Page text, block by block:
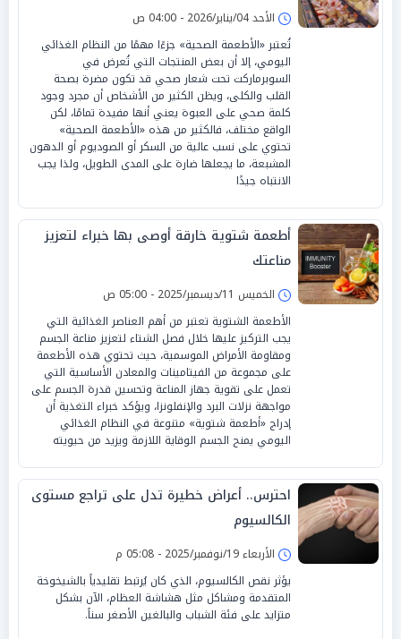
الأحد 04/يناير/2026 - 04:00 ص
تُعتبر «الأطعمة الصحية» جزءًا مهمًا من النظام الغذائي
اليومي، إلا أن بعض المنتجات التي تُعرض في
السوبرماركت تحت شعار صحي قد تكون مضرة بصحة
القلب والكلى، ويظن الكثير من الأشخاص أن مجرد وجود
كلمة صحي على العبوة يعني أنها مفيدة تمامًا، لكن
الواقع مختلف، فالكثير من هذه «الأطعمة الصحية»
تحتوي على نسب عالية من السكر أو الصوديوم أو الدهون
المشبعة، ما يجعلها ضارة على المدى الطويل، ولذا يجب
الانتباه جيدًا
أطعمة شتوية خارقة أوصى بها خبراء لتعزيز
مناعتك
الخميس 11/ديسمبر/2025 - 05:00 ص
الأطعمة الشتوية تعتبر من أهم العناصر الغذائية التي
يجب التركيز عليها خلال فصل الشتاء لتعزيز مناعة الجسم
ومقاومة الأمراض الموسمية، حيث تحتوي هذه الأطعمة
على مجموعة من الفيتامينات والمعادن الأساسية التي
تعمل على تقوية جهاز المناعة وتحسين قدرة الجسم على
مواجهة نزلات البرد والإنفلونزا، ويؤكد خبراء التغذية أن
إدراج «أطعمة شتوية» متنوعة في النظام الغذائي
اليومي يمنح الجسم الوقاية اللازمة ويزيد من حيويته
احترس.. أعراض خطيرة تدل على تراجع مستوى
الكالسيوم
الأربعاء 19/نوفمبر/2025 - 05:08 م
يؤثر نقص الكالسيوم، الذي كان يُرتبط تقليدياً بالشيخوخة
المتقدمة ومشاكل مثل هشاشة العظام، الآن بشكل
متزايد على فئة الشباب والبالغين الأصغر سناً.